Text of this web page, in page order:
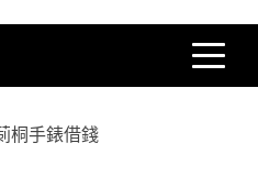
桐手錶借錢